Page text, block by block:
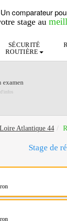
Un comparateur
stage au
SÉCURITÉ
ROUTIÈRE
examen
Atlantique 44
Stage de